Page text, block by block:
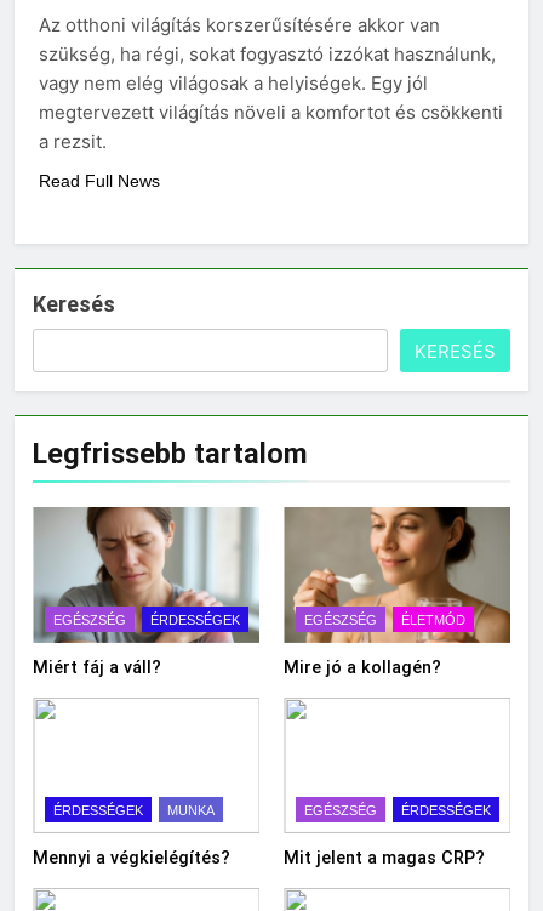
mosni?
3 Nap Ezelőtt
Az otthoni világítás korszerűsítésére akkor van
szükség, ha régi, sokat fogyasztó izzókat használunk,
vagy nem elég világosak a helyiségek. Egy jól
megtervezett világítás növeli a komfortot és csökkenti
a rezsit.
Read Full News
Keresés
KERESÉS
Legfrissebb tartalom
EGÉSZSÉG ÉRDESSÉGEK
Miért fáj a váll?
EGÉSZSÉG ÉLETMÓD
Mire jó a kollagén?
ÉRDESSÉGEK MUNKA
Mennyi a végkielégítés?
EGÉSZSÉG ÉRDESSÉGEK
Mit jelent a magas CRP?